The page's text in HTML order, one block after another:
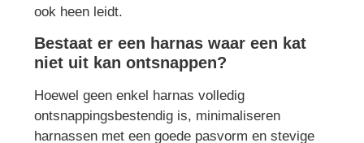
ook heen leidt.
Bestaat er een harnas waar een kat
niet uit kan ontsnappen?
Hoewel geen enkel harnas volledig
ontsnappingsbestendig is, minimaliseren
harnassen met een goede pasvorm en stevige